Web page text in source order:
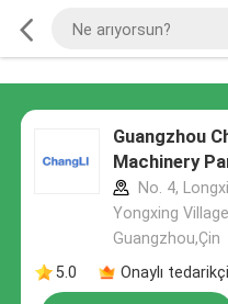
Guangzhou
Machinery
No. 4,
Yongxing
Guangzhou,Çin
5.0
Onaylı tedarikçi